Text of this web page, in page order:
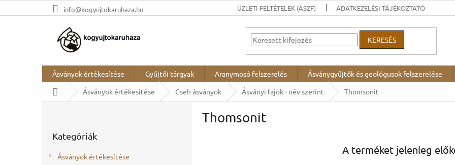
a
info@kogyujtokaruhaza.hu ÜZLETI FELTÉTELEK (ÁSZF) ADATKEZELÉSI TÁJÉKOZTATÓ
KERESÉS
Ásványok értékesítése Gyűjtői tárgyak Aranymosó felszerelés Ásványgyűjtők és geológusok felszerelése
KezdőlapÁsványok értékesítése Cseh ásványok Ásványi fajok - név szerint Thomsonit
átugrása
Kategóriák
Ásványok értékesítése
Thomsonit
A terméket jelenleg